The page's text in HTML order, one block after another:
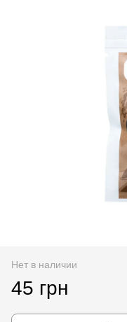
Нет в наличии
45 грн